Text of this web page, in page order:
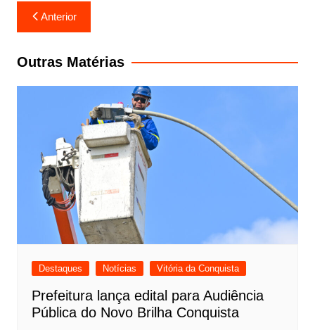
Navegação
de
Post
Anterior
Outras Matérias
Destaques Notícias Vitória da Conquista
Prefeitura lança edital para Audiência
Pública do Novo Brilha Conquista